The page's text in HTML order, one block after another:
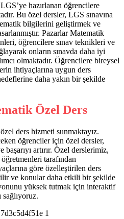
hazırlanan öğrencilere
Bu özel dersler, LGS sınavına
bilgilerini geliştirmek ve
Pazarlar Matematik
öğrencilere sınav teknikleri ve
onların sınavda daha iyi
olmaktadır. Öğrencilere bireysel
ihtiyaçlarına uygun ders
daha yakın bir şekilde
Özel Ders
ders hizmeti sunmaktayız.
öğrenciler için özel dersler,
artırır. Özel derslerimiz,
tarafından
göre özelleştirilen ders
ve konular daha etkili bir şekilde
yüksek tutmak için interaktif